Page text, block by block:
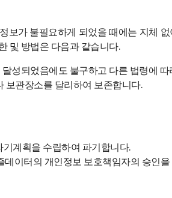
가 불필요하게 되었을 때에는 지체
및 방법은 다음과 같습니다.
되었음에도 불구하고 다른 법령에
관장소를 달리하여 보존합니다.
계획을 수립하여 파기합니다.
이터의 개인정보 보호책임자의 승인